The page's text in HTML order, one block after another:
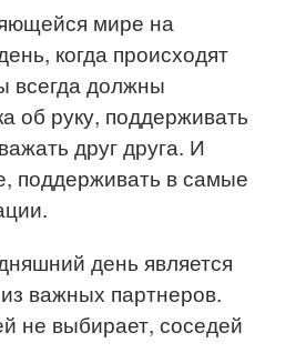
мире на
когда происходят
всегда должны
об руку, поддерживать
друг друга. И
поддерживать в самые
день является
важных партнеров.
не выбирает, соседей